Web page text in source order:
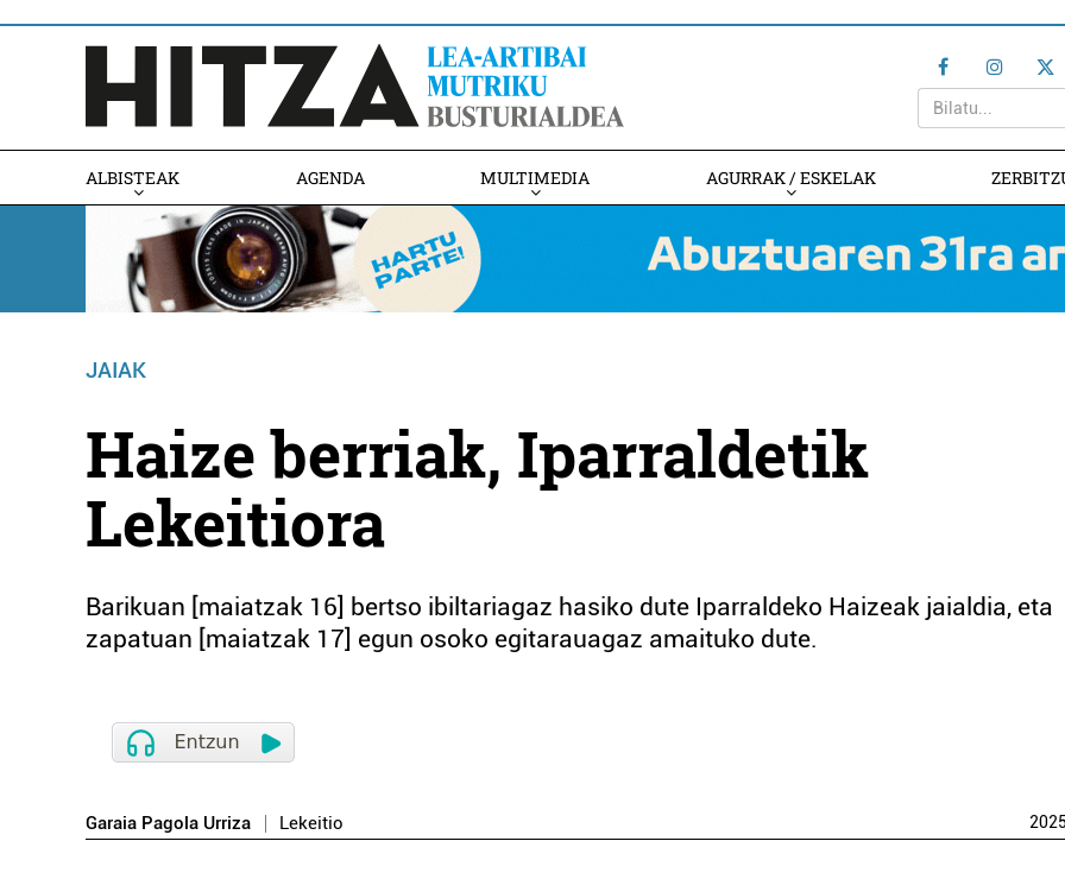
ALBISTEAK AGENDA MULTIMEDIA AGURRAK / ESKELAK
JAIAK
Haize berriak, Iparraldetik
Lekeitiora
Barikuan [maiatzak 16] bertso ibiltariagaz hasiko dute Iparraldeko Haizeak jaialdia, eta
zapatuan [maiatzak 17] egun osoko egitarauagaz amaituko dute.
Garaia Pagola Urriza Lekeitio 2025